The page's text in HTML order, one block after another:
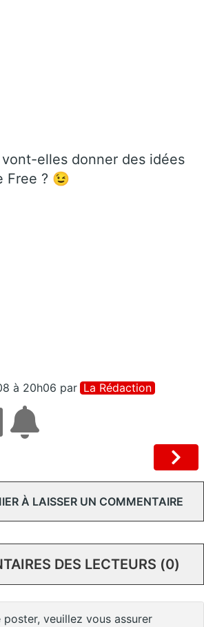
elles donner des idées
Free ? 😉
à 20h06 par La Rédaction
À LAISSER UN COMMENTAIRE
DES LECTEURS (0)
poster, veuillez vous assurer